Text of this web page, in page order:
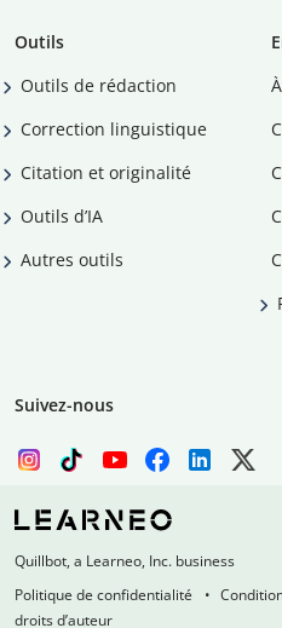
Outils
Outils de rédaction
Correction linguistique
Citation et originalité
Outils d’IA
Autres outils
Suivez-nous
Quillbot, a Learneo, Inc. business
Politique de confidentialité
droits d’auteur